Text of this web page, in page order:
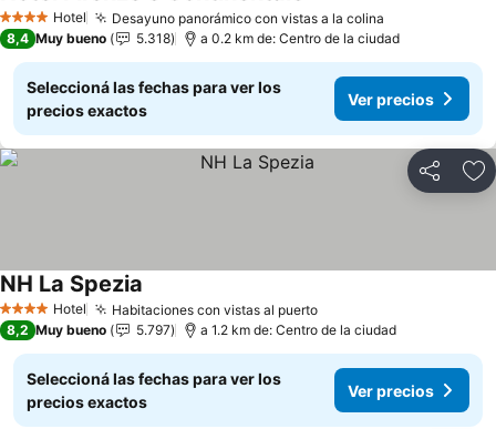
4 EstrellasHotel Desayuno panorámico con vistas a la colina
8,4 Muy bueno 5.318 a 0.2 km de: Centro de la ciudad
Seleccioná las fechas para ver los
precios exactos
Ver precios
Compartir
4 EstrellasHotel Habitaciones con vistas al puertoVer precios
NH La Spezia
8,2 Muy bueno 5.797 a 1.2 km de: Centro de la ciudad
Seleccioná las fechas para ver los
precios exactos
Ver precios